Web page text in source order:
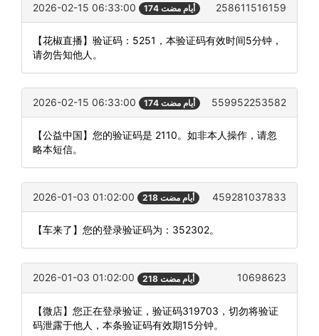
2026-02-15 06:33:00 174 أيام مضت 258611516159
【花椒直播】验证码：5251，本验证码有效时间5分钟，
请勿告知他人。
2026-02-15 06:33:00 174 أيام مضت 559952253582
【公益中国】您的验证码是 2110。如非本人操作，请忽
略本短信。
2026-01-03 01:02:00 218 أيام مضت 459281037833
【车来了】您的登录验证码为：352302。
2026-01-03 01:02:00 218 أيام مضت 10698623
【微店】您正在登录验证，验证码319703，切勿将验证
码泄露于他人，本条验证码有效期15分钟。